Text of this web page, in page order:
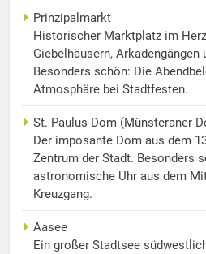
Prinzipalmarkt
Historischer Marktplatz im
Giebelhäusern, Arkadengängen
Besonders schön: Die
Atmosphäre bei Stadtfesten.
St. Paulus-Dom (Münsteraner
Der imposante Dom aus dem
Zentrum der Stadt. Besonders
astronomische Uhr aus dem
Kreuzgang.
Aasee
Ein großer Stadtsee